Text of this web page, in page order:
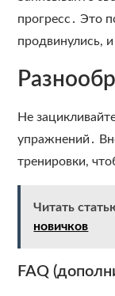
прогресс․ Это
продвинулись,
Не
упражнений․
тренировки,
Читать
новичков
FAQ